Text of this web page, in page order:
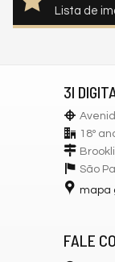
Lista de
3I
18º
São
mapa
FALE